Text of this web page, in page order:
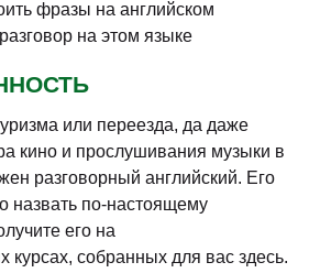
фразы на английском
на этом языке
или переезда, да даже
кино и прослушивания музыки в
разговорный английский. Его
назвать по-настоящему
его на
курсах, собранных для вас здесь.